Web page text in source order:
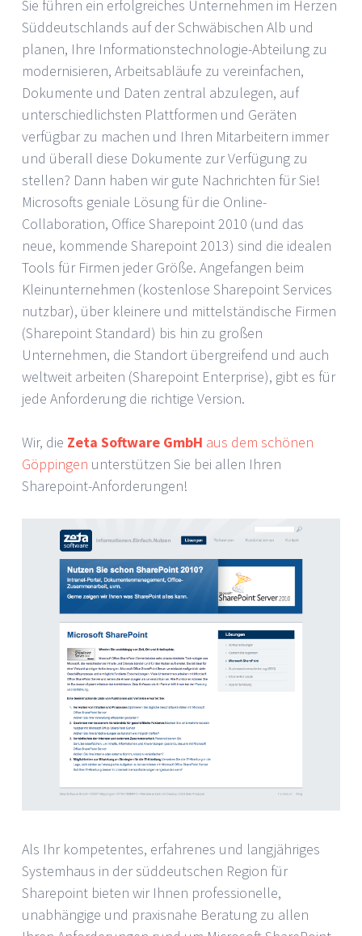
Sie führen ein erfolgreiches Unternehmen im Herzen
Süddeutschlands auf der Schwäbischen Alb und
planen, Ihre Informationstechnologie-Abteilung zu
modernisieren, Arbeitsabläufe zu vereinfachen,
Dokumente und Daten zentral abzulegen, auf
unterschiedlichsten Plattformen und Geräten
verfügbar zu machen und Ihren Mitarbeitern immer
und überall diese Dokumente zur Verfügung zu
stellen? Dann haben wir gute Nachrichten für Sie!
Microsofts geniale Lösung für die Online-
Collaboration, Office Sharepoint 2010 (und das
neue, kommende Sharepoint 2013) sind die idealen
Tools für Firmen jeder Größe. Angefangen beim
Kleinunternehmen (kostenlose Sharepoint Services
nutzbar), über kleinere und mittelständische Firmen
(Sharepoint Standard) bis hin zu großen
Unternehmen, die Standort übergreifend und auch
weltweit arbeiten (Sharepoint Enterprise), gibt es für
jede Anforderung die richtige Version.
Wir, die Zeta Software GmbH aus dem schönen
Göppingen unterstützen Sie bei allen Ihren
Sharepoint-Anforderungen!
Als Ihr kompetentes, erfahrenes und langjähriges
Systemhaus in der süddeutschen Region für
Sharepoint bieten wir Ihnen professionelle,
unabhängige und praxisnahe Beratung zu allen